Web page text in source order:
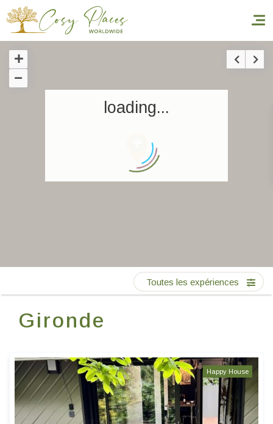
Accueil
Réserver un séjour
World’s Best Hotels
loading...
Gironde
Toutes les expériences
Happy House